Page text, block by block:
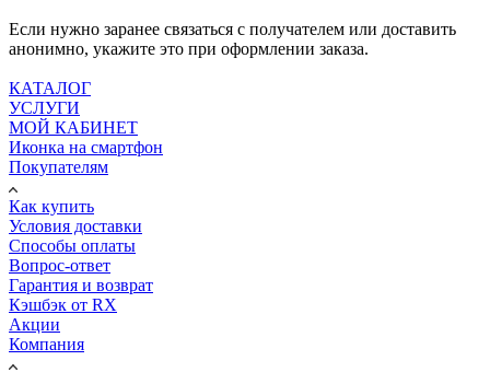
Если нужно заранее связаться с получателем или доставить
анонимно, укажите это при оформлении заказа.
КАТАЛОГ
УСЛУГИ
МОЙ КАБИНЕТ
Иконка на смартфон
Покупателям
Как купить
Условия доставки
Способы оплаты
Вопрос-ответ
Гарантия и возврат
Кэшбэк от RX
Акции
Компания